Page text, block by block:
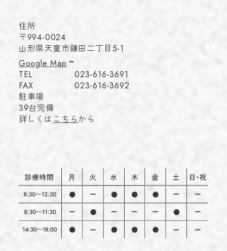
住所
〒994-0024
山形県天童市鎌田二丁目5-1
Google Map
TEL
023-616-3691
FAX
023-616-3692
駐車場
39台完備
詳しくは こちら から